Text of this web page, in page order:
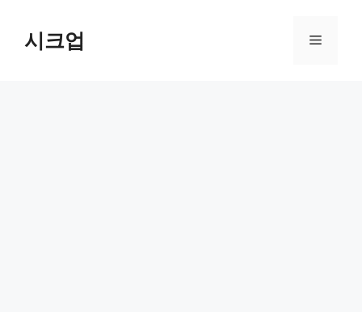
시크업 메